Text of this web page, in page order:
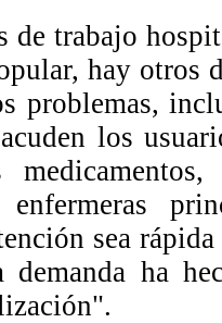
de trabajo
hay otros
problemas,
los
sea
ha